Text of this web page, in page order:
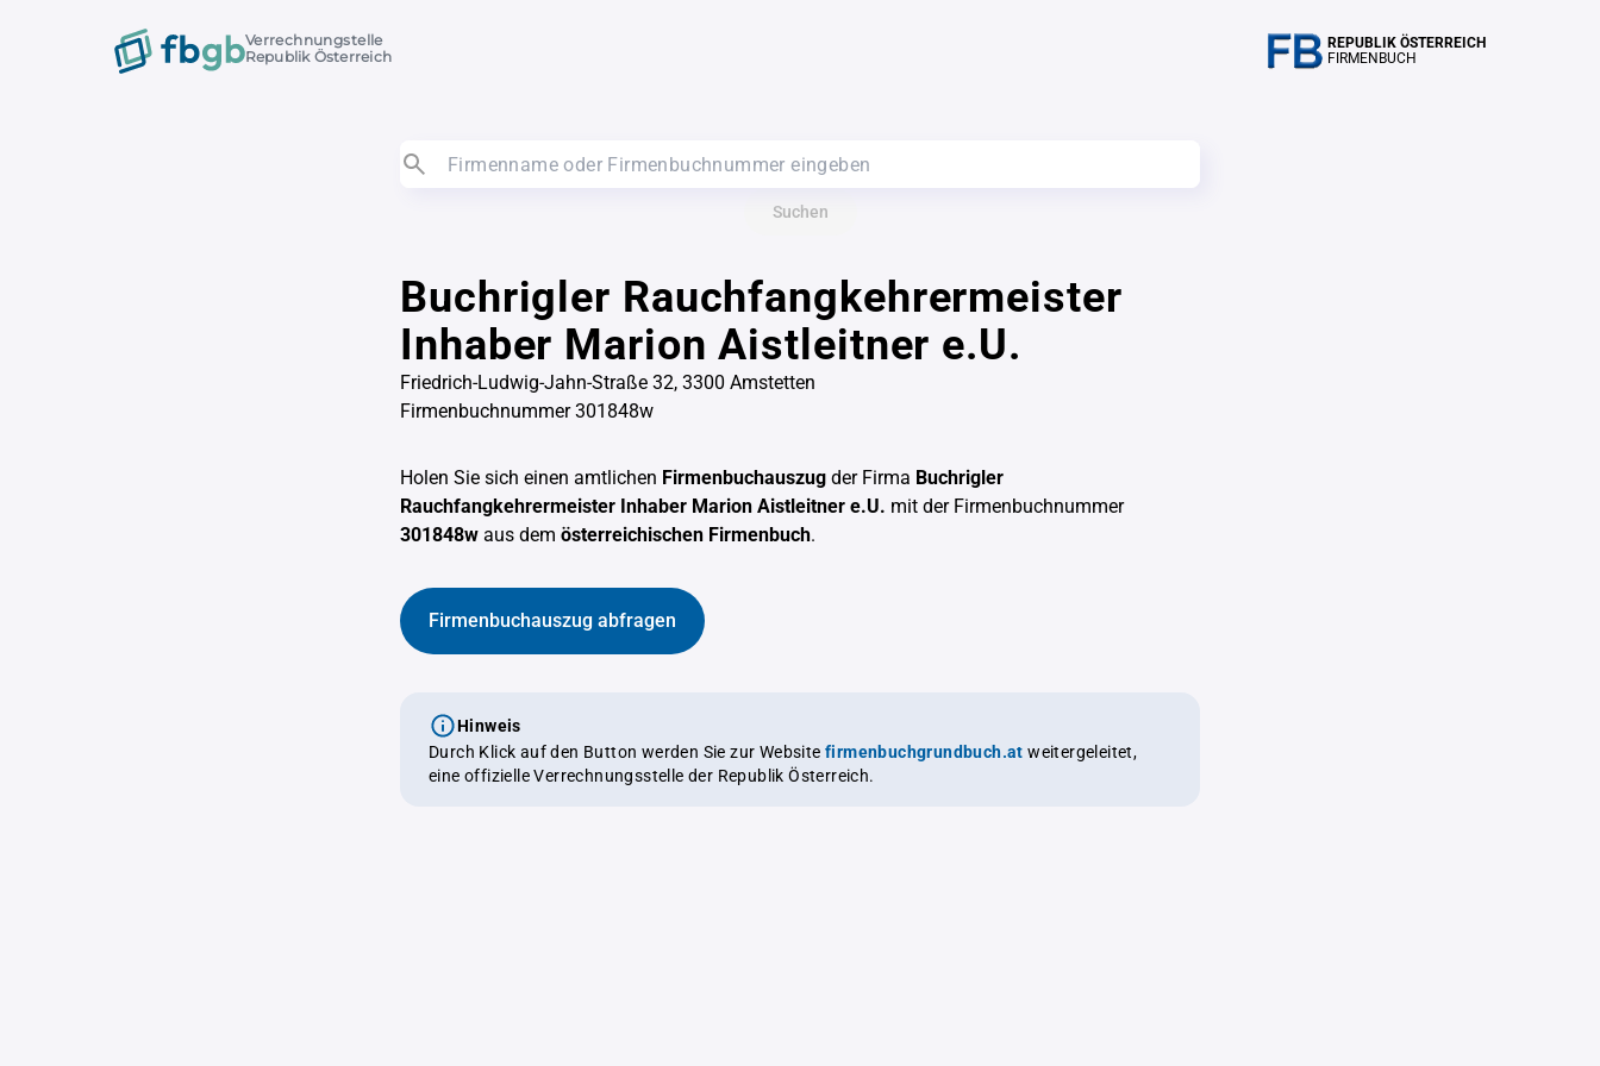
Verrechnungstelle
Republik Österreich
REPUBLIK ÖSTERREICH
FIRMENBUCH
Suchen
Buchrigler Rauchfangkehrermeister
Inhaber Marion Aistleitner e.U.
Friedrich-Ludwig-Jahn-Straße 32, 3300 Amstetten
Firmenbuchnummer 301848w
Holen Sie sich einen amtlichen Firmenbuchauszug der Firma Buchrigler
Rauchfangkehrermeister Inhaber Marion Aistleitner e.U. mit der Firmenbuchnummer
301848w aus dem österreichischen Firmenbuch.
Firmenbuchauszug abfragen
Hinweis
Durch Klick auf den Button werden Sie zur Website firmenbuchgrundbuch.at weitergeleitet,
eine offizielle Verrechnungsstelle der Republik Österreich.